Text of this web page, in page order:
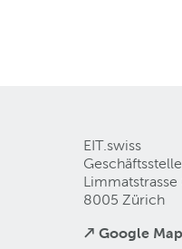
EIT.swiss
Geschäftsstelle
Limmatstrasse
8005 Zürich
↗ Google